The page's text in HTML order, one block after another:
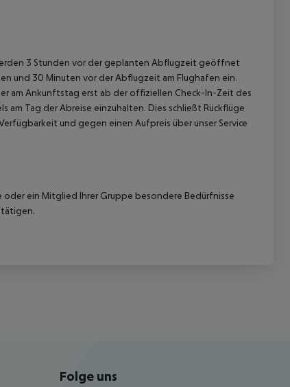
3 Stunden vor der geplanten Abflugzeit geöffnet
und 30 Minuten vor der Abflugzeit am Flughafen ein.
am Ankunftstag erst ab der offiziellen Check-In-Zeit des
Tag der Abreise einzuhalten. Dies schließt Rückflüge
und gegen einen Aufpreis über unser Service
ein Mitglied Ihrer Gruppe besondere Bedürfnisse
Folge uns